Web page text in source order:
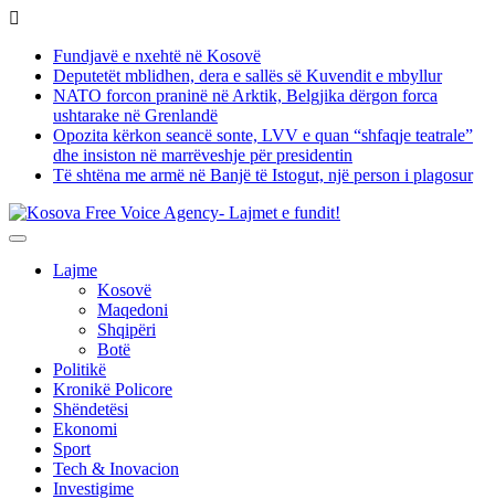
Skip
contentFundjavë e nxehtë në Kosovë
Deputetët mblidhen, dera e sallës së Kuvendit e mbyllur
NATO forcon praninë në Arktik, Belgjika dërgon forca
ushtarake në Grenlandë
Opozita kërkon seancë sonte, LVV e quan “shfaqje teatrale”
dhe insiston në marrëveshje për presidentin
Të shtëna me armë në Banjë të Istogut, një person i plagosur
Lajme
Kosovë
Maqedoni
Shqipëri
Botë
Politikë
Kronikë Policore
Shëndetësi
Ekonomi
Sport
Tech & Inovacion
Investigime